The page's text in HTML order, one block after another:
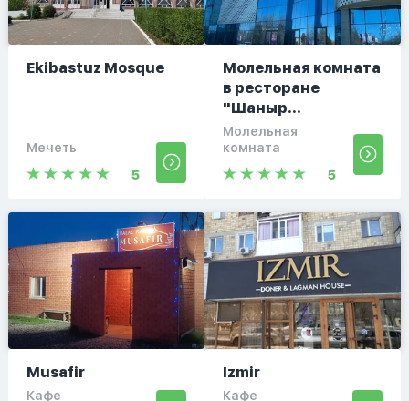
Ekibastuz Mosque
Мечеть
5
Молельная комната
в ресторане
"Шаныр...
Молельная
комната
5
Musafir
Кафе
Izmir
Кафе